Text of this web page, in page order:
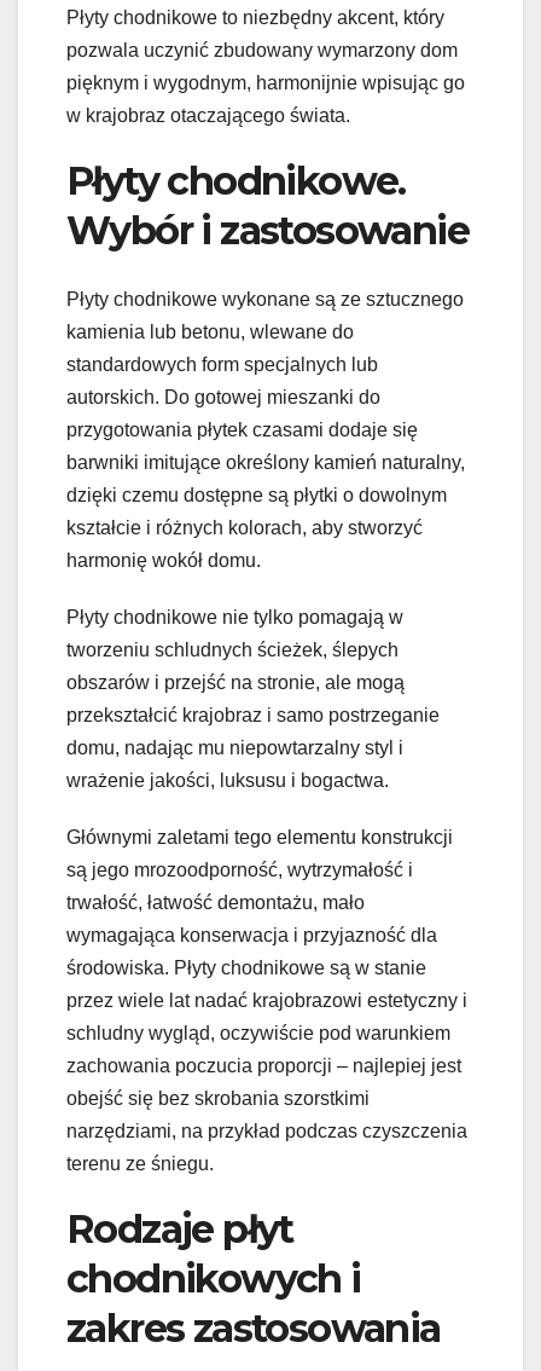
Płyty chodnikowe to niezbędny akcent, który
pozwala uczynić zbudowany wymarzony dom
pięknym i wygodnym, harmonijnie wpisując go
w krajobraz otaczającego świata.
Płyty chodnikowe.
Wybór i zastosowanie
Płyty chodnikowe wykonane są ze sztucznego
kamienia lub betonu, wlewane do
standardowych form specjalnych lub
autorskich. Do gotowej mieszanki do
przygotowania płytek czasami dodaje się
barwniki imitujące określony kamień naturalny,
dzięki czemu dostępne są płytki o dowolnym
kształcie i różnych kolorach, aby stworzyć
harmonię wokół domu.
Płyty chodnikowe nie tylko pomagają w
tworzeniu schludnych ścieżek, ślepych
obszarów i przejść na stronie, ale mogą
przekształcić krajobraz i samo postrzeganie
domu, nadając mu niepowtarzalny styl i
wrażenie jakości, luksusu i bogactwa.
Głównymi zaletami tego elementu konstrukcji
są jego mrozoodporność, wytrzymałość i
trwałość, łatwość demontażu, mało
wymagająca konserwacja i przyjazność dla
środowiska. Płyty chodnikowe są w stanie
przez wiele lat nadać krajobrazowi estetyczny i
schludny wygląd, oczywiście pod warunkiem
zachowania poczucia proporcji – najlepiej jest
obejść się bez skrobania szorstkimi
narzędziami, na przykład podczas czyszczenia
terenu ze śniegu.
Rodzaje płyt
chodnikowych i
zakres zastosowania